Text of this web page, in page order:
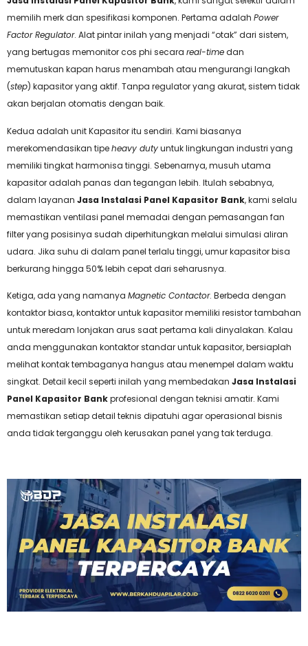
memilih merk dan spesifikasi komponen. Pertama adalah Power
Factor Regulator. Alat pintar inilah yang menjadi “otak” dari sistem,
yang bertugas memonitor cos phi secara real-timedan
memutuskan kapan harus menambah atau mengurangi langkah
(step) kapasitor yang aktif. Tanpa regulator yang akurat, sistem tidak
akan berjalan otomatis dengan baik.
Kedua adalah unit Kapasitor itu sendiri. Kami biasanya
merekomendasikan tipeheavy dutyuntuk lingkungan industri yang
memiliki tingkat harmonisa tinggi. Sebenarnya, musuh utama
kapasitor adalah panas dan tegangan lebih. Itulah sebabnya,
dalam layanan Jasa Instalasi Panel Kapasitor Bank, kami selalu
memastikan ventilasi panel memadai dengan pemasangan fan
filter yang posisinya sudah diperhitungkan melalui simulasi aliran
udara. Jika suhu di dalam panel terlalu tinggi, umur kapasitor bisa
berkurang hingga 50% lebih cepat dari seharusnya.
Ketiga, ada yang namanya Magnetic Contactor. Berbeda dengan
kontaktor biasa, kontaktor untuk kapasitor memiliki resistor tambahan
untuk meredam lonjakan arus saat pertama kali dinyalakan. Kalau
anda menggunakan kontaktor standar untuk kapasitor, bersiaplah
melihat kontak tembaganya hangus atau menempel dalam waktu
singkat. Detail kecil seperti inilah yang membedakan Jasa Instalasi
Panel Kapasitor Bankprofesional dengan teknisi amatir. Kami
memastikan setiap detail teknis dipatuhi agar operasional bisnis
anda tidak terganggu oleh kerusakan panel yang tak terduga.